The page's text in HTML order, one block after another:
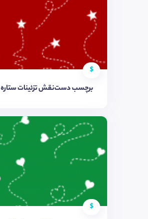
$
برچسب دست‌نقش‌ تزئینات ستاره
$